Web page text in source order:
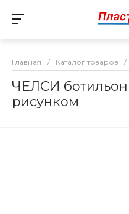
Главная / Каталог товаров /
ЧЕЛСИ
рисунком